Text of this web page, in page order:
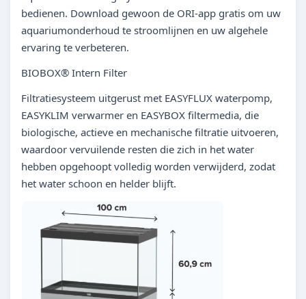
bedienen. Download gewoon de ORI-app gratis om uw
aquariumonderhoud te stroomlijnen en uw algehele
ervaring te verbeteren.
BIOBOX® Intern Filter
Filtratiesysteem uitgerust met EASYFLUX waterpomp,
EASYKLIM verwarmer en EASYBOX filtermedia, die
biologische, actieve en mechanische filtratie uitvoeren,
waardoor vervuilende resten die zich in het water
hebben opgehoopt volledig worden verwijderd, zodat
het water schoon en helder blijft.